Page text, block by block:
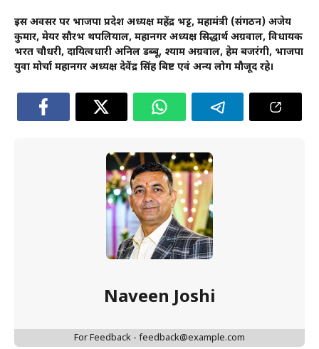
इस अवसर पर भाजपा प्रदेश अध्यक्ष महेंद्र भट्ट, महामंत्री (संगठन) अजेय
कुमार, मेयर सौरभ थपलियाल, महानगर अध्यक्ष सिद्धार्थ अग्रवाल, विधायक
भरत चौधरी, दायित्वधारी अनिल डब्बू, श्याम अग्रवाल, हेम बजरंगी, भाजपा
युवा मोर्चा महानगर अध्यक्ष देवेंद्र सिंह बिष्ट एवं अन्य लोग मौजूद रहे।
Naveen Joshi
For Feedback - feedback@example.com